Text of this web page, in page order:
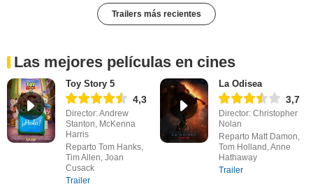
Trailers más recientes
Las mejores películas en cines
Toy Story 5
4,3
Director: Andrew
Stanton, McKenna
Harris
Reparto Tom Hanks,
Tim Allen, Joan
Cusack
Trailer
La Odisea
3,7
Director: Christopher
Nolan
Reparto Matt Damon,
Tom Holland, Anne
Hathaway
Trailer